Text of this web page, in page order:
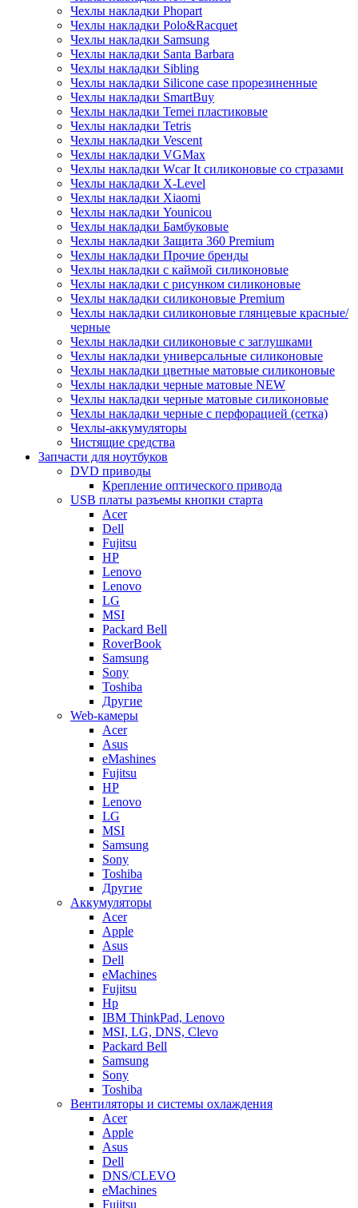
Чехлы накладки Phopart
Чехлы накладки Polo&Racquet
Чехлы накладки Samsung
Чехлы накладки Santa Barbara
Чехлы накладки Sibling
Чехлы накладки Silicone case прорезиненные
Чехлы накладки SmartBuy
Чехлы накладки Temei пластиковые
Чехлы накладки Tetris
Чехлы накладки Vescent
Чехлы накладки VGMax
Чехлы накладки Wcar It силиконовые со стразами
Чехлы накладки X-Level
Чехлы накладки Xiaomi
Чехлы накладки Younicou
Чехлы накладки Бамбуковые
Чехлы накладки Защита 360 Premium
Чехлы накладки Прочие бренды
Чехлы накладки с каймой силиконовые
Чехлы накладки с рисунком силиконовые
Чехлы накладки силиконовые Premium
Чехлы накладки силиконовые глянцевые красные/
черные
Чехлы накладки силиконовые с заглушками
Чехлы накладки универсальные силиконовые
Чехлы накладки цветные матовые силиконовые
Чехлы накладки черные матовые NEW
Чехлы накладки черные матовые силиконовые
Чехлы накладки черные с перфорацией (сетка)
Чехлы-аккумуляторы
Чистящие средства
Запчасти для ноутбуков
DVD приводы
Крепление оптического привода
USB платы разъемы кнопки старта
Acer
Dell
Fujitsu
HP
Lenovo
Lenovo
LG
MSI
Packard Bell
RoverBook
Samsung
Sony
Toshiba
Другие
Web-камеры
Acer
Asus
eMashines
Fujitsu
HP
Lenovo
LG
MSI
Samsung
Sony
Toshiba
Другие
Аккумуляторы
Acer
Apple
Asus
Dell
eMachines
Fujitsu
Hp
IBM ThinkPad, Lenovo
MSI, LG, DNS, Clevo
Packard Bell
Samsung
Sony
Toshiba
Вентиляторы и системы охлаждения
Acer
Apple
Asus
Dell
DNS/CLEVO
eMachines
Fujitsu